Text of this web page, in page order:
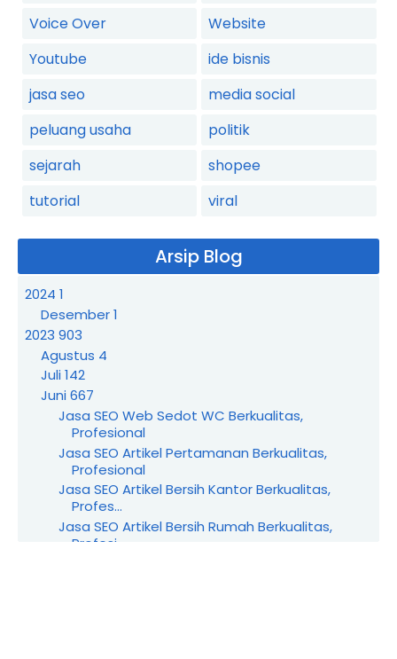
Voice Over
Website
Youtube
ide bisnis
jasa seo
media social
peluang usaha
politik
sejarah
shopee
tutorial
viral
Arsip Blog
2024 1
Desember1
2023 903
Agustus 4
Juli142
Juni667
Jasa SEO Web Sedot WC Berkualitas,
Profesional
Jasa SEO Artikel Pertamanan Berkualitas,
Profesional
Jasa SEO Artikel Bersih Kantor Berkualitas,
Profes...
Jasa SEO Artikel Bersih Rumah Berkualitas,
Profesi...